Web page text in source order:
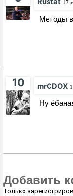
Rustat 17
Методы
10 mrCDOX
Ну
Добавить
Только